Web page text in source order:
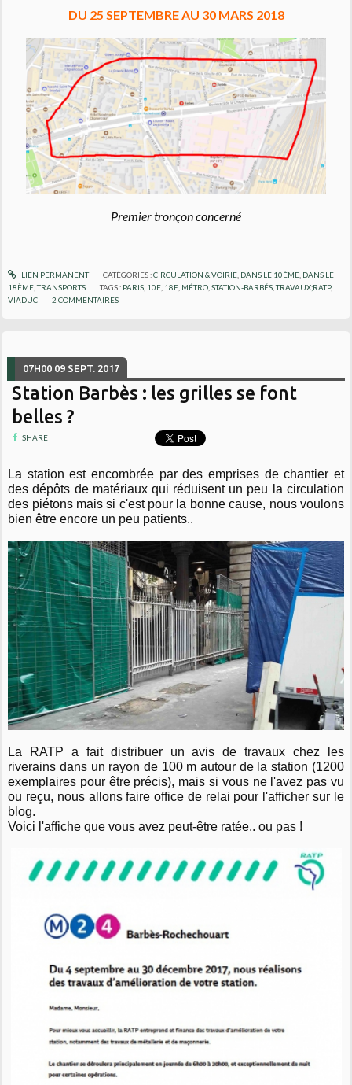
DU 25 SEPTEMBRE AU 30 MARS 2018
Premier tronçon concerné
LIEN PERMANENT CATÉGORIES :CIRCULATION & VOIRIE, DANS LE 10ÈME, DANS LE
18ÈME ,TRANSPORTS TAGS : PARIS 10E 18E MÉTRO ,STATION-BARBÉS ,TRAVAUX;RATP,
VIADUC
2 COMMENTAIRES
07H00 09 SEPT. 2017
Station Barbès : les grilles se font
belles ?
SHARE
La station est encombrée par des emprises de chantier et
des dépôts de matériaux qui réduisent un peu la circulation
des piétons mais si c'est pour la bonne cause, nous voulons
bien être encore un peu patients..
La RATP a fait distribuer un avis de travaux chez les
riverains dans un rayon de 100 m autour de la station (1200
exemplaires pour être précis), mais si vous ne l'avez pas vu
ou reçu, nous allons faire office de relai pour l'afficher sur le
blog.
Voici l'affiche que vous avez peut-être ratée.. ou pas !